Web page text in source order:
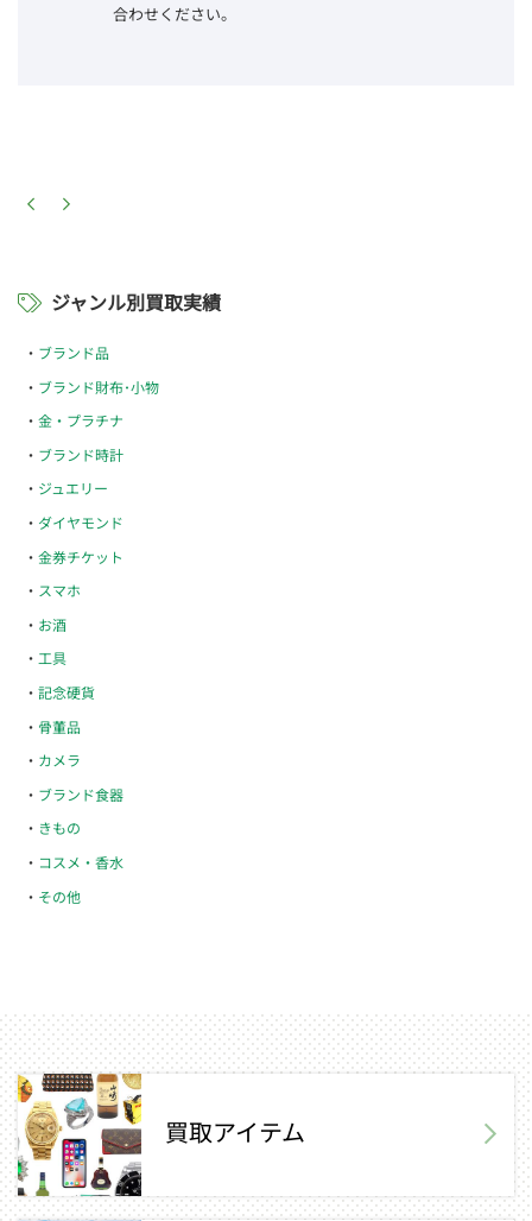
合わせください。
ジャンル別買取実績
ブランド品
ブランド財布･小物
金・プラチナ
ブランド時計
ジュエリー
ダイヤモンド
金券チケット
スマホ
お酒
工具
記念硬貨
骨董品
カメラ
ブランド食器
きもの
コスメ・香水
その他
買取アイテム